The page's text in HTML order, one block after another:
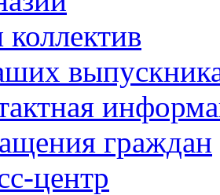
граждан
центр